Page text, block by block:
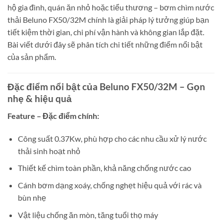
hộ gia đình, quán ăn nhỏ hoặc tiểu thương – bơm chìm nước
thải Beluno FX50/32M chính là giải pháp lý tưởng giúp bạn
tiết kiệm thời gian, chi phí vận hành và không gian lắp đặt.
Bài viết dưới đây sẽ phân tích chi tiết những điểm nổi bật
của sản phẩm.
Đặc điểm nổi bật của Beluno FX50/32M – Gọn
nhẹ & hiệu quả
Feature – Đặc điểm chính:
Công suất 0.37Kw, phù hợp cho các nhu cầu xử lý nước
thải sinh hoạt nhỏ
Thiết kế chìm toàn phần, khả năng chống nước cao
Cánh bơm dạng xoáy, chống nghẹt hiệu quả với rác và
bùn nhẹ
Vật liệu chống ăn mòn, tăng tuổi thọ máy